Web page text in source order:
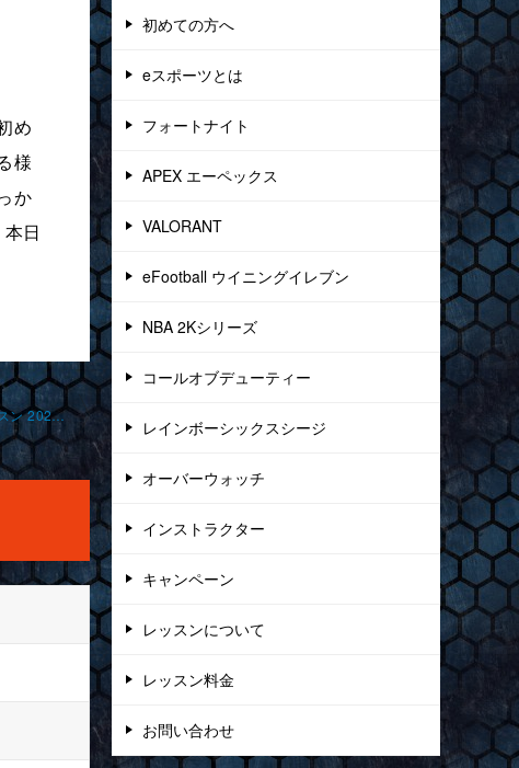
め
様
か
日
「デュオとレッド対ブルー」 フォートナイト オンライン レッスン 2024-12-13-no0011-0032
初めての方へ
eスポーツとは
フォートナイト
APEX エーペックス
VALORANT
eFootball ウイニングイレブン
NBA 2Kシリーズ
コールオブデューティー
レインボーシックスシージ
オーバーウォッチ
インストラクター
キャンペーン
レッスンについて
レッスン料金
お問い合わせ